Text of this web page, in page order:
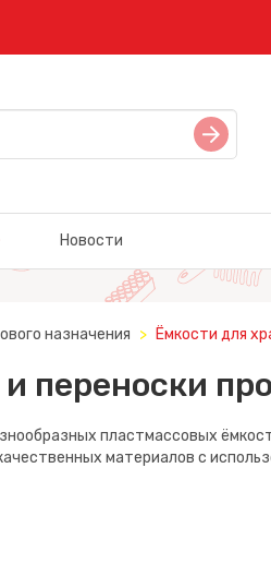
Новости
назначения Ёмкости для
переноски
пластмассовых
материалов с